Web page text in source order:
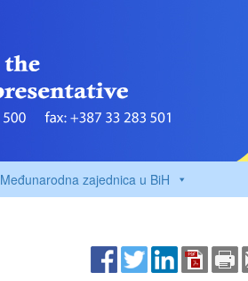
Međunarodna zajednica u BiH